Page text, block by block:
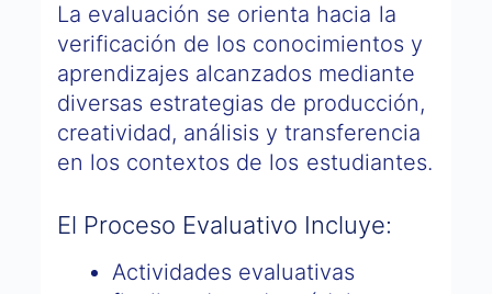
La evaluación se orienta hacia la
verificación de los conocimientos y
aprendizajes alcanzados mediante
diversas estrategias de producción,
creatividad, análisis y transferencia
en los contextos de los estudiantes.
El Proceso Evaluativo Incluye:
Actividades evaluativas